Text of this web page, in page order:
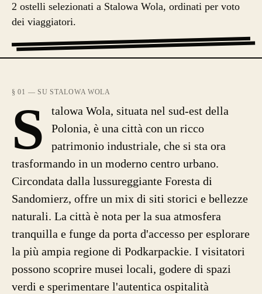
2 ostelli selezionati a Stalowa Wola, ordinati per voto
dei viaggiatori.
§ 01 — SU STALOWA WOLA
S
talowa Wola, situata nel sud-est della
Polonia, è una città con un ricco
patrimonio industriale, che si sta ora
trasformando in un moderno centro urbano.
Circondata dalla lussureggiante Foresta di
Sandomierz, offre un mix di siti storici e bellezze
naturali. La città è nota per la sua atmosfera
tranquilla e funge da porta d'accesso per esplorare
la più ampia regione di Podkarpackie. I visitatori
possono scoprire musei locali, godere di spazi
verdi e sperimentare l'autentica ospitalità